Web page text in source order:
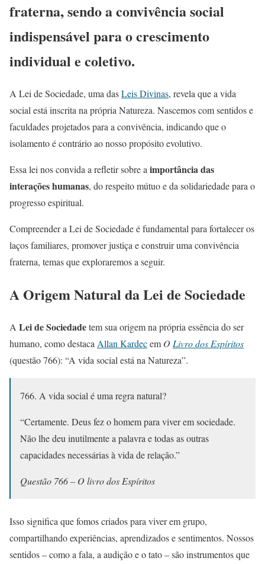
fraterna, sendo a convivência social
indispensável para o crescimento
individual e coletivo.
A Lei de Sociedade, uma dasLeis Divinas, revela que a vida
social está inscrita na própria Natureza. Nascemos com sentidos e
faculdades projetados para a convivência, indicando que o
isolamento é contrário ao nosso propósito evolutivo.
Essa lei nos convida a refletir sobre aimportância das
interações humanas, do respeito mútuo e da solidariedade para o
progresso espiritual.
Compreender a Lei de Sociedade é fundamental para fortalecer os
laços familiares, promover justiça e construir uma convivência
fraterna, temas que exploraremos a seguir.
A Origem Natural da Lei de Sociedade
A Lei de Sociedadetem sua origem na própria essência do ser
humano, como destaca Allan Kardecem O Livro dos Espíritos
(questão 766): “A vida social está na Natureza”.
766. A vida social é uma regra natural?
“Certamente. Deus fez o homem para viver em sociedade.
Não lhe deu inutilmente a palavra e todas as outras
capacidades necessárias à vida de relação.”
Questão 766 – O livro dos Espíritos
Isso significa que fomos criados para viver em grupo,
compartilhando experiências, aprendizados e sentimentos. Nossos
sentidos – como a fala, a audição e o tato – são instrumentos que